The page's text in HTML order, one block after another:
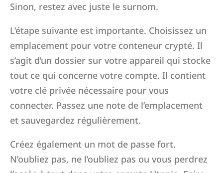
Sinon, restez avec juste le surnom.
L’étape suivante est importante. Choisissez un
emplacement pour votre conteneur crypté. Il
s’agit d’un dossier sur votre appareil qui stocke
tout ce qui concerne votre compte. Il contient
votre clé privée nécessaire pour vous
connecter. Passez une note de l’emplacement
et sauvegardez régulièrement.
Créez également un mot de passe fort.
N’oubliez pas, ne l’oubliez pas ou vous perdrez